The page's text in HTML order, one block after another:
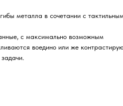
металла в сочетании с тактильным
с максимально возможным
воедино или же